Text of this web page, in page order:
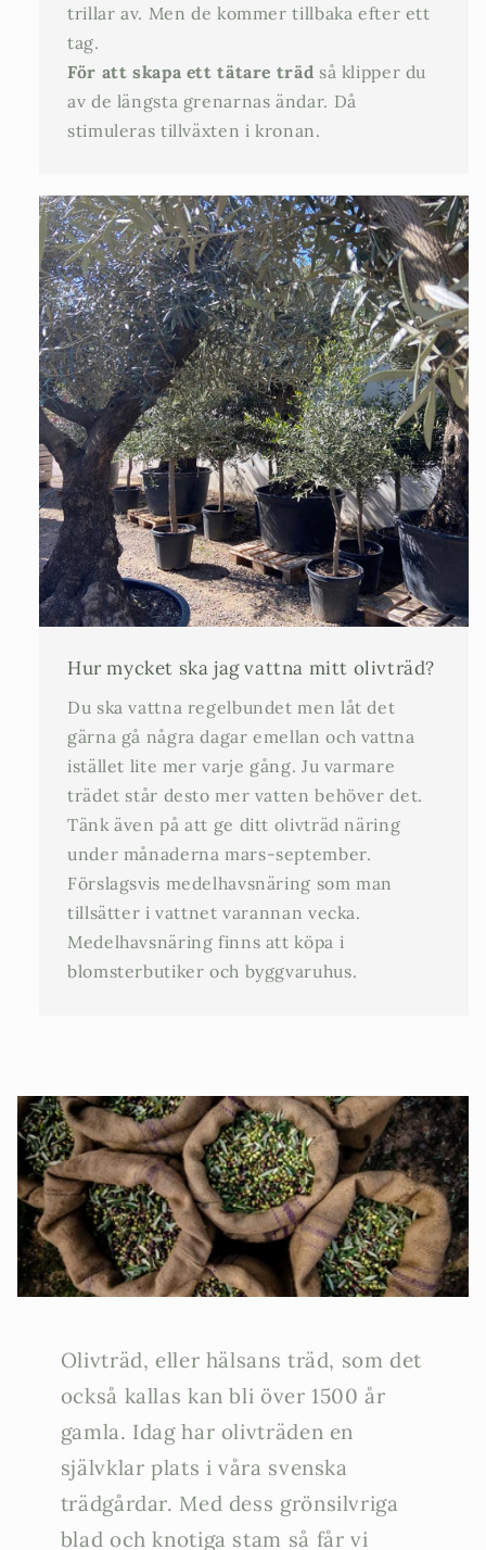
trillar av. Men de kommer tillbaka efter ett
tag.
För att skapa ett tätare träd så klipper du
av de längsta grenarnas ändar. Då
stimuleras tillväxten i kronan.
Hur mycket ska jag vattna mitt olivträd?
Du ska vattna regelbundet men låt det
gärna gå några dagar emellan och vattna
istället lite mer varje gång. Ju varmare
trädet står desto mer vatten behöver det.
Tänk även på att ge ditt olivträd näring
under månaderna mars-september.
Förslagsvis medelhavsnäring som man
tillsätter i vattnet varannan vecka.
Medelhavsnäring finns att köpa i
blomsterbutiker och byggvaruhus.
Olivträd, eller hälsans träd, som det
också kallas kan bli över 1500 år
gamla. Idag har olivträden en
självklar plats i våra svenska
trädgårdar. Med dess grönsilvriga
blad och knotiga stam så får vi